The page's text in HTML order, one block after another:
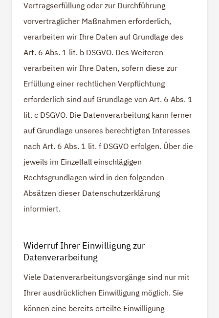
Vertragserfüllung oder zur Durchführung
vorvertraglicher Maßnahmen erforderlich,
verarbeiten wir Ihre Daten auf Grundlage des
Art. 6 Abs. 1 lit. b DSGVO. Des Weiteren
verarbeiten wir Ihre Daten, sofern diese zur
Erfüllung einer rechtlichen Verpflichtung
erforderlich sind auf Grundlage von Art. 6 Abs. 1
lit. c DSGVO. Die Datenverarbeitung kann ferner
auf Grundlage unseres berechtigten Interesses
nach Art. 6 Abs. 1 lit. f DSGVO erfolgen. Über die
jeweils im Einzelfall einschlägigen
Rechtsgrundlagen wird in den folgenden
Absätzen dieser Datenschutzerklärung
informiert.
Widerruf Ihrer Einwilligung zur
Datenverarbeitung
Viele Datenverarbeitungsvorgänge sind nur mit
Ihrer ausdrücklichen Einwilligung möglich. Sie
können eine bereits erteilte Einwilligung